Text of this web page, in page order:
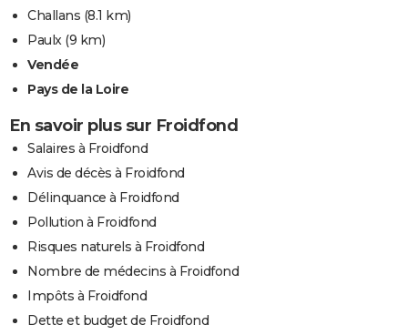
Challans (8.1 km)
Paulx(9 km)
Vendée
Pays de la Loire
En savoir plus sur Froidfond
Salaires à Froidfond
Avis de décès à Froidfond
Délinquance à Froidfond
Pollution à Froidfond
Risques naturels à Froidfond
Nombre de médecins à Froidfond
Impôts à Froidfond
Dette et budget de Froidfond